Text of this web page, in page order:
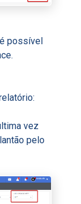
possível
vez
pelo